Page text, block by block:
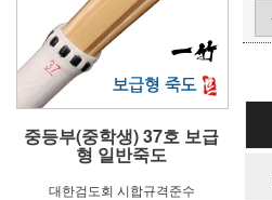
중등부(중학생) 37호 보급
형 일반죽도
대한검도회 시합규격준수